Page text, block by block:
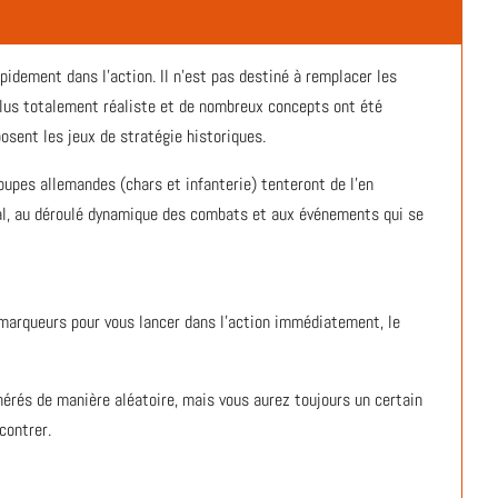
dans l'action. Il n'est pas destiné à remplacer les
totalement réaliste et de nombreux concepts ont été
les jeux de stratégie historiques.
allemandes (chars et infanterie) tenteront de l’en
déroulé dynamique des combats et aux événements qui se
pour vous lancer dans l’action immédiatement, le
de manière aléatoire, mais vous aurez toujours un certain